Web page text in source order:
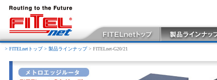
> FITELnetトップ > 製品ラインナップ> FITELnet-G20/21